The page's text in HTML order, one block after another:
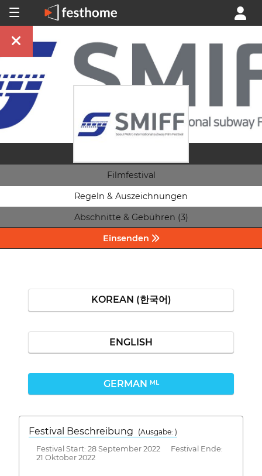
Filmfestival
Regeln & Auszeichnungen
Abschnitte & Gebühren (3)
Einsenden
KOREAN (한국어)
ENGLISH
GERMAN ML
Festival Beschreibung
(Ausgabe: )
Festival Start: 28 September 2022 Festival Ende:
21 Oktober 2022